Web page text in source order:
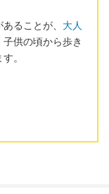
ることが、 大人
供の頃から歩き
。